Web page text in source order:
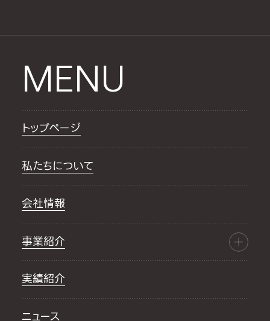
MENU
トップページ
私たちについて
会社情報
事業紹介
実績紹介
ニュース